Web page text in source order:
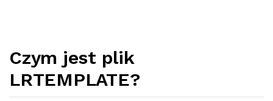
Czym jest plik
LRTEMPLATE?